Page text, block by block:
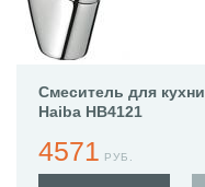
Смеситель для кухни
Haiba HB4121
4571 РУБ.